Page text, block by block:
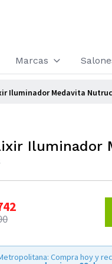
Marcas
Iluminador Medavita
Iluminador
Compra hoy y